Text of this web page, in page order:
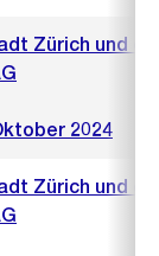
Zürich und
2024
Zürich und